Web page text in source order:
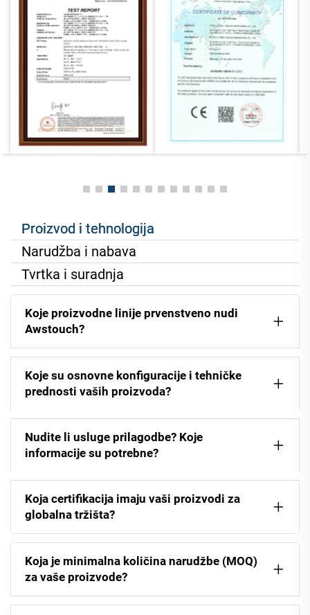
Proizvod i tehnologija
Narudžba i nabava
Tvrtka i suradnja
Koje proizvodne linije prvenstveno nudi
Awstouch?
Koje su osnovne konfiguracije i tehničke
prednosti vaših proizvoda?
Nudite li usluge prilagodbe? Koje
informacije su potrebne?
Koja certifikacija imaju vaši proizvodi za
globalna tržišta?
Koja je minimalna količina narudžbe (MOQ)
za vaše proizvode?